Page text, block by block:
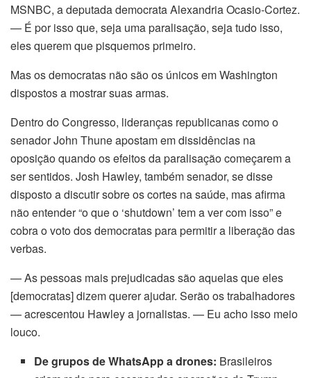
panel
Panel
Panel
panel
panel
panel
Panel
MSNBC, a deputada democrata Alexandria Ocasio-Cortez.
— É por isso que, seja uma paralisação, seja tudo isso,
eles querem que pisquemos primeiro.
Mas os democratas não são os únicos em Washington
dispostos a mostrar suas armas.
Dentro do Congresso, lideranças republicanas como o
senador John Thune apostam em dissidências na
oposição quando os efeitos da paralisação começarem a
ser sentidos. Josh Hawley, também senador, se disse
disposto a discutir sobre os cortes na saúde, mas afirma
não entender “o que o ‘shutdown’ tem a ver com isso” e
cobra o voto dos democratas para permitir a liberação das
verbas.
— As pessoas mais prejudicadas são aquelas que eles
[democratas] dizem querer ajudar. Serão os trabalhadores
— acrescentou Hawley a jornalistas. — Eu acho isso meio
louco.
De grupos de WhatsApp a drones: Brasileiros